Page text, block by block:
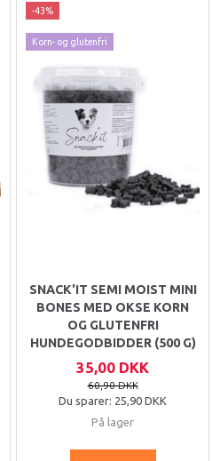
-43%
Korn- og glutenfri
SNACK'IT SEMI MOIST MINI
BONES MED OKSE KORN
OG GLUTENFRI
HUNDEGODBIDDER (500 G)
35,00 DKK
60,90 DKK
Du sparer: 25,90 DKK
På lager